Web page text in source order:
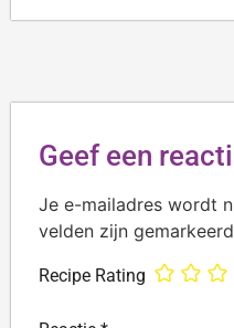
Geef een
Je e-mailadres wordt
velden zijn
Recipe Rating